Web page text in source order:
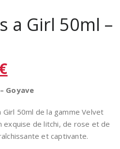
a Girl 50ml –
€
actuel
est :
15,90€.
Goyave
Girl 50ml de la gamme Velvet
exquise de litchi, de rose et de
et captivante.